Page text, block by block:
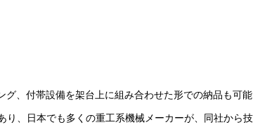
、付帯設備を架台上に組み合わせた形での納品も可
、日本でも多くの重工系機械メーカーが、同社から